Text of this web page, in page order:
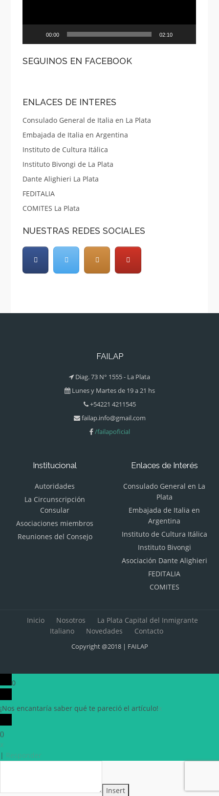
00:00 02:10
SEGUINOS EN FACEBOOK
ENLACES DE INTERES
Consulado General de Italia en La Plata
Embajada de Italia en Argentina
Instituto de Cultura Itálica
Instituto Bivongi de La Plata
Dante Alighieri La Plata
FEDITALIA
COMITES La Plata
NUESTRAS REDES SOCIALES
FAILAP
Diag. 73 N° 1555 - La Plata
Lunes y Martes de 19 a 21 hs
+54221 4211545
failap.info@gmail.com
/failapoficial
Institucional
Autoridades
La Circunscripción
Consular
Asociaciones miembros
Reuniones del Consejo
Enlaces de Interés
Consulado General en La
Plata
Embajada de Italia en
Argentina
Instituto de Cultura Itálica
Instituto Bivongi
Asociación Dante Alighieri
FEDITALIA
COMITES
Inicio Nosotros
La Plata Capital del Inmigrante
Italiano
Novedades Contacto
Copyright @2018 | FAILAP
0
¡Nos encantaría saber qué te pareció el artículo!x
()
x
| Responder
Insert